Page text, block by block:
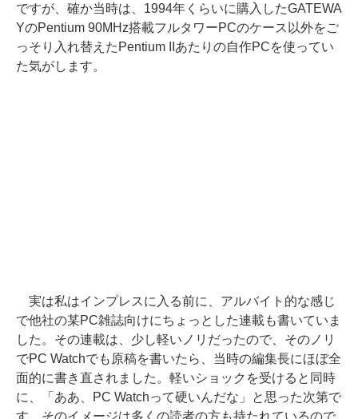
ですが、確か当時は、1994年くらいに購入したGATEWA
YのPentium 90MHz搭載フルタワーPCのケース以外をご
っそり入れ替えたPentium IIあたりの自作PCを使ってい
た気がします。
実は私はインプレスに入る前に、アルバイト的な感じ
で他社の某PC雑誌向けにちょっとした連載も書いていま
した。その連載は、少し軽いノリだったので、そのノリ
でPC Watchでも原稿を書いたら、当時の編集長にほぼ全
面的に書き直されました。軽いショックを受けると同時
に、「ああ、PC Watchって硬いんだな」と思った次第で
す。そのイメージは多くの読者の方も持たれているので